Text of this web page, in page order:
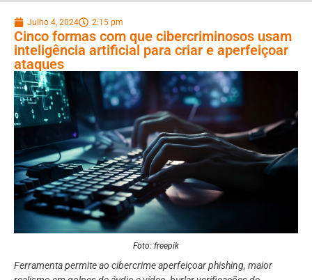
Julho 4, 2024 2:15 pm
Cinco formas com que cibercriminosos usam
inteligência artificial para criar e aperfeiçoar
ataques
Foto: freepik
Ferramenta permite ao cibercrime aperfeiçoar phishing, maior